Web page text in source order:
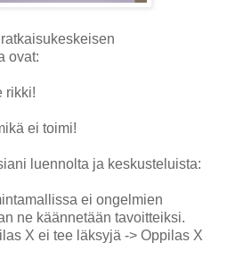
ovat:
rikki!
ei toimi!
luennolta ja keskusteluista:
ei ongelmien
ne käännetään tavoitteiksi.
X ei tee läksyjä -> Oppilas X